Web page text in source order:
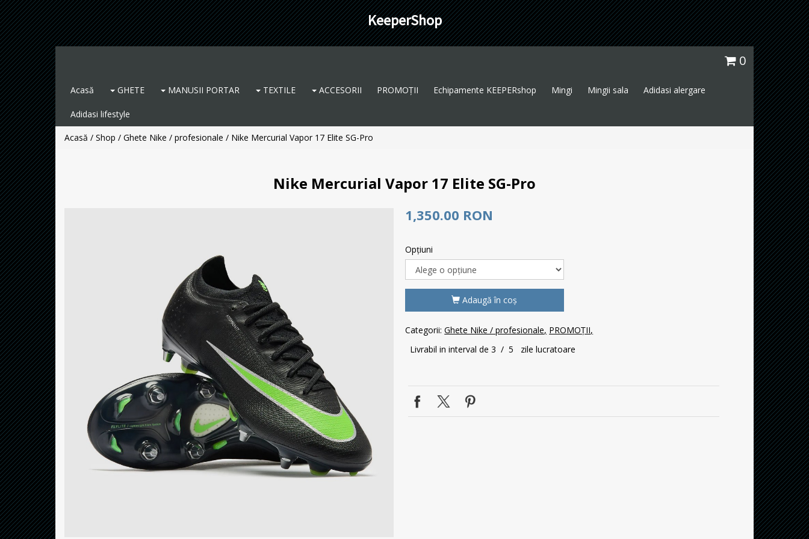
KeeperShop
0
Acasă GHETE MANUSII PORTAR TEXTILE ACCESORII PROMOȚII Echipamente KEEPERshop Mingi Mingii sala Adidasi alergare
Adidasi lifestyle
Acasă / Shop / Ghete Nike / profesionale / Nike Mercurial Vapor 17 Elite SG-Pro
Nike Mercurial Vapor 17 Elite SG-Pro
1,350.00 RON
Opţiuni
Adaugă în coş
Categorii:Ghete Nike / profesionale PROMOȚII
Livrabil in interval de 3 / 5 zile lucratoare